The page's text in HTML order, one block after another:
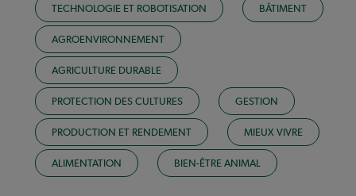
TECHNOLOGIE ET ROBOTISATION BÂTIMENT
AGROENVIRONNEMENT
AGRICULTURE DURABLE
PROTECTION DES CULTURES GESTION
PRODUCTION ET RENDEMENT MIEUX VIVRE
ALIMENTATION BIEN-ÊTRE ANIMAL